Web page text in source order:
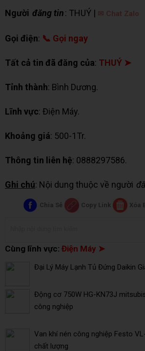
Người đăng tin: THUÝ | ✉ Chat Zalo
Gọi điện: 📞 Gọi ngay
Tất cả tin đã đăng của: THUÝ ➤
Tỉnh thành: Bình Dương.
Lĩnh vực: Điện Máy.
Khoảng giá: 500-1Tr.
Thông tin liên hệ: 0888297586.
Ghi chú: Nội dung thuộc về người
Chia Sẻ Copy Link Xóa
Cùng lĩnh vực: Điện Máy ➤
Đại Lý Máy Lạnh Tủ Đứng Daikin
Động cơ 750W HG-KN73J
công nghiệp
Van khí nén công nghiệp Festo
chất lượng